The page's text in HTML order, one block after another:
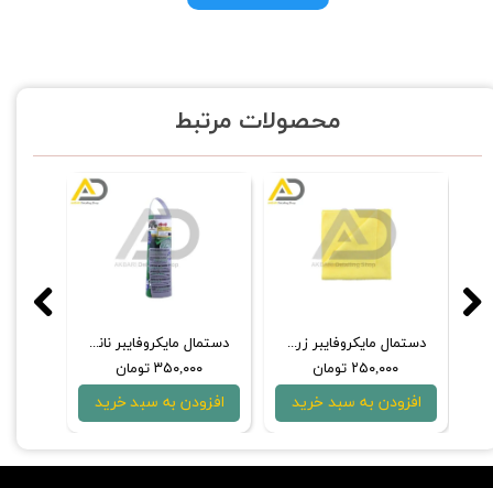
محصولات مرتبط
دستمال مایکروفایبر نانو پلاس دوعددی مصرف داخلی مدل 4x4
۳۵۰,۰۰۰ تومان
افزودن به سبد خرید
دستمال مايكروفايبر زرد بدون لبه سورین‌ بو مدل 40*40
۲۵۰,۰۰۰ تومان
افزودن به سبد خرید